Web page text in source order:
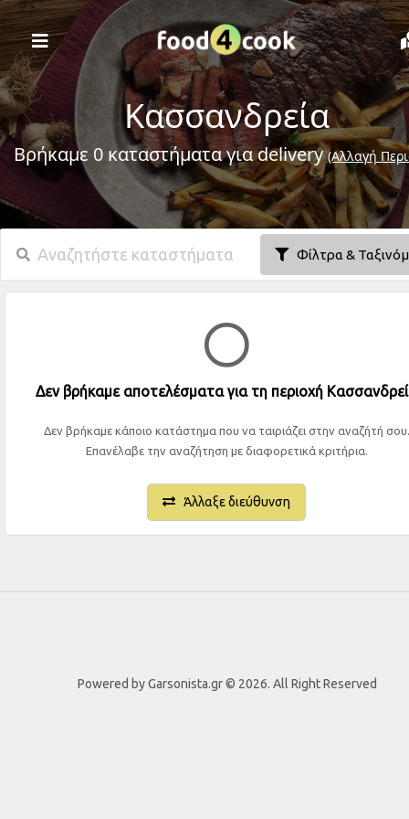
Κασσανδρεία
Βρήκαμε 0 καταστήματα για delivery(Αλλαγή
Φίλτρα &
Δεν βρήκαμε αποτελέσματα για τη περιοχή
Δεν βρήκαμε κάποιο κατάστημα που να ταιριάζει στην αναζήτή σου.
Επανέλαβε την αναζήτηση με διαφορετικά κριτήρια.
Άλλαξε διεύθυνση
Powered by Garsonista.gr © 2026. All Right Reserved